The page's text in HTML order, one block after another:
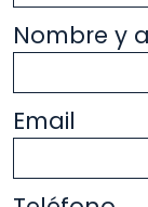
Nombre y
Email